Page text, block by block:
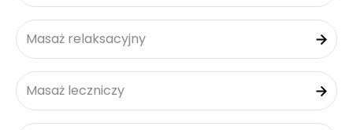
Masaż relaksacyjny
Masaż leczniczy